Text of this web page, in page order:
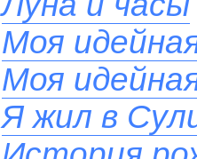
Моя
Моя
Я жил в